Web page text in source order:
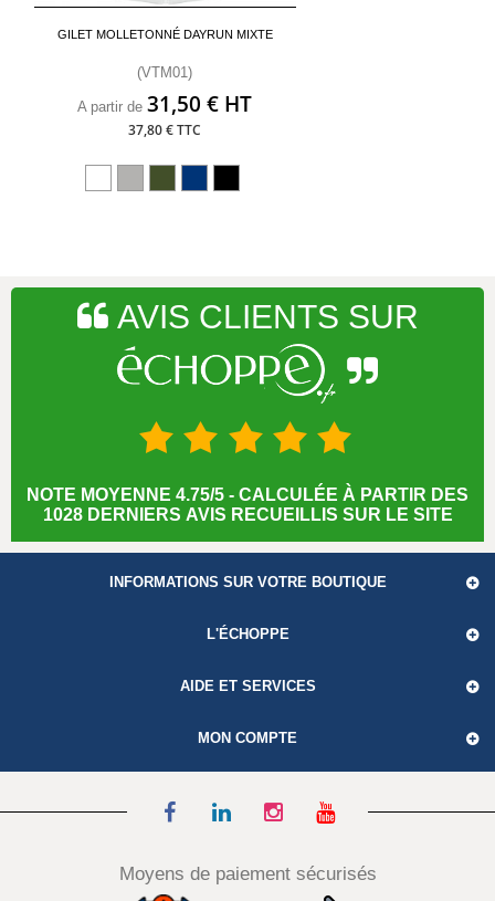
GILET MOLLETONNÉ DAYRUN MIXTE
(VTM01)
A partir de31,50 € HT
37,80 € TTC
NOTE MOYENNE 4.75/5 - CALCULÉE À PARTIR DES
1028 DERNIERS AVIS RECUEILLIS SUR LE SITE
INFORMATIONS SUR VOTRE BOUTIQUE
L'ÉCHOPPE
AIDE ET SERVICES
MON COMPTE
Moyens de paiement sécurisés